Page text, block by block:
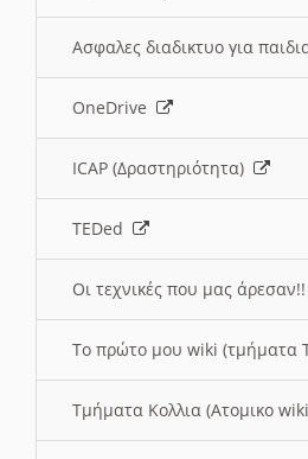
Ασφαλες διαδικτυο για
OneDrive
ICAP (Δραστηριότητα)
TEDed
Οι τεχνικές που μας άρεσαν!!
Το πρώτο μου wiki (τμήματα
Τμήματα Κολλια (Ατομικο